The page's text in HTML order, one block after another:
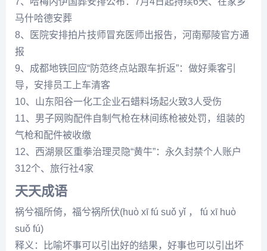
马什哈德安葬
8、医院安排拍片技师冒充医师出报告，河南鄢陵官方通
报
9、成都地铁回应“防范终点站跟车折返”：做好乘客引
导，安排员工上车清客
10、山东阳谷一化工企业石蜡料场起火致3人受伤
11、男子网购配件自制气枪在林间练枪被处罚，组装的
气枪和配件被收缴
12、西湖景区重拳治理灵隐“黄牛”：永久封禁个人账户
312个、旅行社4家
天天成语
祸兮福所倚，福兮祸所伏(huò xī fú suǒ yǐ ， fú xī huò
suǒ fú)
释义：比喻坏事可以引出好的结果，好事也可以引出坏